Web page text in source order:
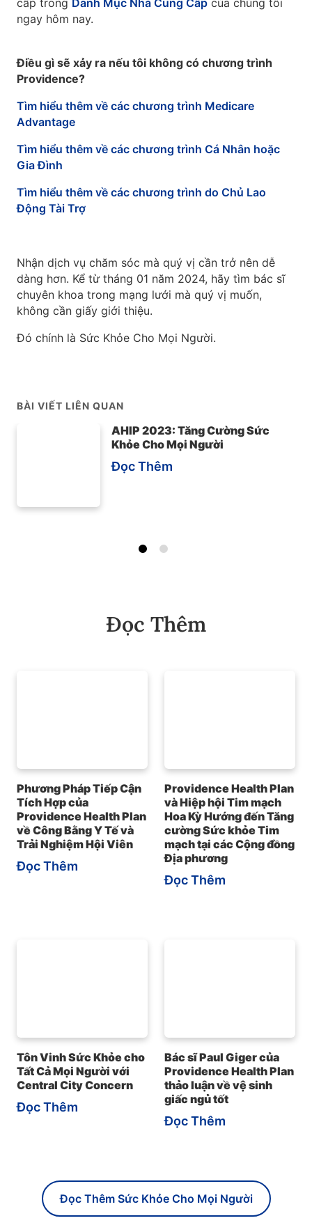
cấp trong Danh Mục Nhà Cung Cấp của chúng tôi
ngay hôm nay.
Điều gì sẽ xảy ra nếu tôi không có chương trình
Providence?
Tìm hiểu thêm về các chương trình Medicare
Advantage
Tìm hiểu thêm về các chương trình Cá Nhân hoặc
Gia Đình
Tìm hiểu thêm về các chương trình do Chủ Lao
Động Tài Trợ
Nhận dịch vụ chăm sóc mà quý vị cần trở nên dễ
dàng hơn. Kể từ tháng 01 năm 2024, hãy tìm bác sĩ
chuyên khoa trong mạng lưới mà quý vị muốn,
không cần giấy giới thiệu.
Đó chính là Sức Khỏe Cho Mọi Người.
BÀI VIẾT LIÊN QUAN
AHIP 2023: Tăng Cường Sức
Khỏe Cho Mọi Người
Đọc Thêm
Đọc Thêm
Phương Pháp Tiếp Cận
Tích Hợp của
Providence Health Plan
về Công Bằng Y Tế và
Trải Nghiệm Hội Viên
Đọc Thêm
Providence Health Plan
và Hiệp hội Tim mạch
Hoa Kỳ Hướng đến Tăng
cường Sức khỏe Tim
mạch tại các Cộng đồng
Địa phương
Đọc Thêm
Tôn Vinh Sức Khỏe cho
Tất Cả Mọi Người với
Central City Concern
Đọc Thêm
Bác sĩ Paul Giger của
Providence Health Plan
thảo luận về vệ sinh
giấc ngủ tốt
Đọc Thêm
Đọc Thêm Sức Khỏe Cho Mọi Người